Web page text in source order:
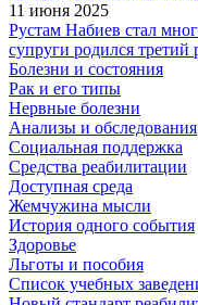
11 июня 2025
Рустам Набиев стал
супруги родился третий
Болезни и состояния
Рак и его типы
Нервные болезни
Анализы и обследования
Социальная поддержка
Средства реабилитации
Доступная среда
Жемчужина мысли
История одного события
Здоровье
Льготы и пособия
Список учебных